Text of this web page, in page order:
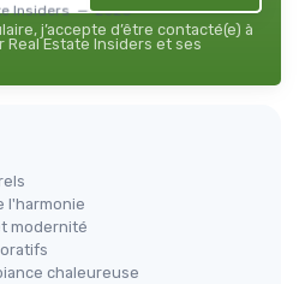
Insiders — 2026
j’accepte d’être contacté(e) à
Estate Insiders et ses
l'harmonie
modernité
chaleureuse